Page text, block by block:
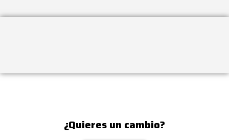
¿Quieres un cambio?